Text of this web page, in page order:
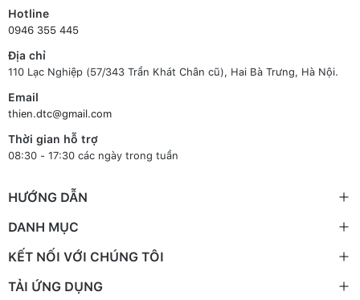
Hotline
0946 355 445
Địa chỉ
110 Lạc Nghiệp (57/343 Trần Khát Chân cũ), Hai Bà Trưng, Hà Nội.
Email
thien.dtc@gmail.com
Thời gian hỗ trợ
08:30 - 17:30 các ngày trong tuần
HƯỚNG DẪN
DANH MỤC
KẾT NỐI VỚI CHÚNG TÔI
TẢI ỨNG DỤNG